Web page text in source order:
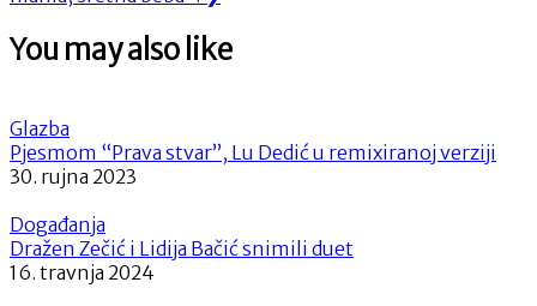
You may also like
Glazba
Pjesmom “Prava stvar”, Lu Dedić u remixiranoj verziji
30. rujna 2023
Događanja
Dražen Zečić i Lidija Bačić snimili duet
16. travnja 2024